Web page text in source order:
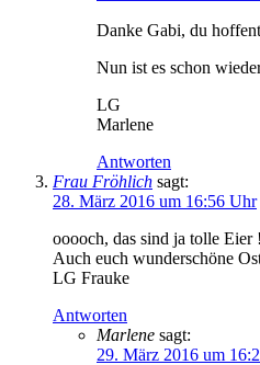
Danke Gabi, du
Nun ist es schon
LG
Marlene
Antworten
Frau Fröhlich sagt:
28. März 2016 um 16:56 Uhr
ooooch, das sind ja tolle Eier !
Auch euch wunderschöne
LG Frauke
Antworten
Marlene sagt:
29. März 2016 um